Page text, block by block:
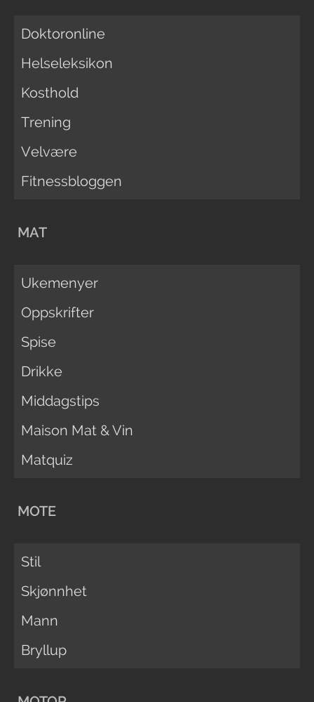
Doktoronline
Helseleksikon
Kosthold
Trening
Velvære
Fitnessbloggen
MAT
Ukemenyer
Oppskrifter
Spise
Drikke
Middagstips
Maison Mat & Vin
Matquiz
MOTE
Stil
Skjønnhet
Mann
Bryllup